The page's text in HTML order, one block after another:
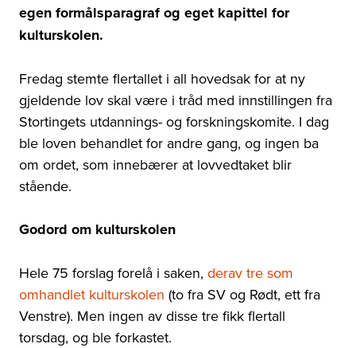
egen formålsparagraf og eget kapittel for
kulturskolen.
Fredag stemte flertallet i all hovedsak for at ny
gjeldende lov skal være i tråd med innstillingen fra
Stortingets utdannings- og forskningskomite. I dag
ble loven behandlet for andre gang, og ingen ba
om ordet, som innebærer at lovvedtaket blir
stående.
Godord om kulturskolen
Hele 75 forslag forelå i saken, derav tre som
omhandlet kulturskolen (to fra SV og Rødt, ett fra
Venstre). Men ingen av disse tre fikk flertall
torsdag, og ble forkastet.